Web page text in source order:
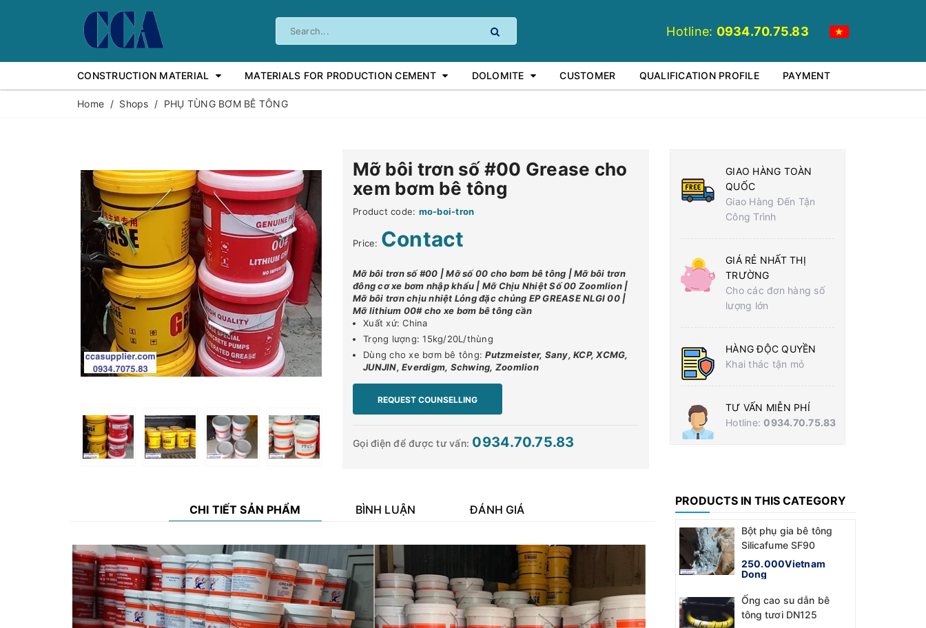
Hotline: 0934.70.75.83
CONSTRUCTION MATERIAL MATERIALS FOR PRODUCTION CEMENT DOLOMITE CUSTOMER QUALIFICATION PROFILE PAYMENT
Home / Shops / PHỤ TÙNG BƠM BÊ TÔNG
Mỡ bôi trơn số #00 Grease cho
xem bơm bê tông
Product code: mo-boi-tron
Price: Contact
Mỡ bôi trơn số #00 | Mỡ số 00 cho bơm bê tông | Mỡ bôi trơn
đông cơ xe bơm nhập khẩu | Mỡ Chịu Nhiệt Số 00 Zoomlion |
Mỡ bôi trơn chịu nhiệt Lỏng đặc chủng EP GREASE NLGI 00 |
Mỡ lithium 00# cho xe bơm bê tông cần
Xuất xứ: China
Trọng lượng: 15kg/20L/thùng
Dùng cho xe bơm bê tông:Putzmeister, Sany, KCP, XCMG,
JUNJIN, Everdigm, Schwing, Zoomlion
REQUEST COUNSELLING
Gọi điện để được tư vấn: 0934.70.75.83
GIAO HÀNG TOÀN
QUỐC
Giao Hàng Đến Tận
Công Trình
GIÁ RẺ NHẤT THỊ
TRƯỜNG
Cho các đơn hàng số
lượng lớn
HÀNG ĐỘC QUYỀN
Khai thác tận mỏ
TƯ VẤN MIỄN PHÍ
Hotline:0934.70.75.83
CHI TIẾT SẢN PHẨM BÌNH LUẬN ĐÁNH GIÁ
PRODUCTS IN THIS CATEGORY
Bột phụ gia bê tông
Silicafume SF90
250.000Vietnam
Dong
Ống cao su dẫn bê
tông tươi DN125